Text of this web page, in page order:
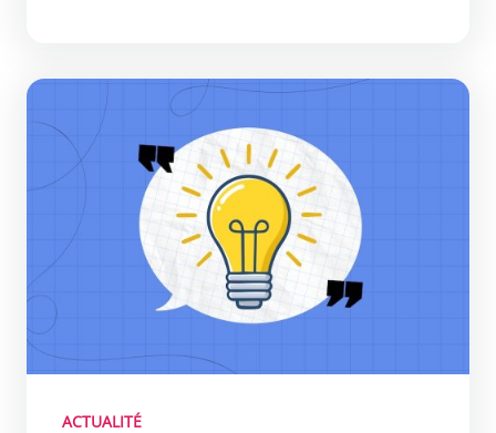
Faites nous part de vos idées, de vos préoccupations
ACTUALITÉ